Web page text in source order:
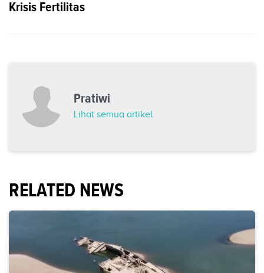
Krisis Fertilitas
Pratiwi
Lihat semua artikel
RELATED NEWS